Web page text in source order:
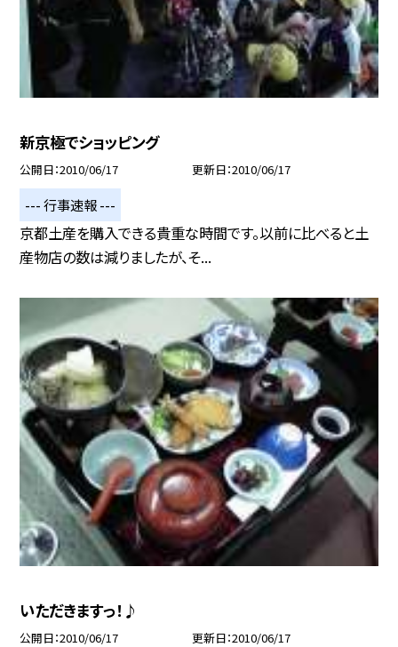
新京極でショッピング
公開日 2010/06/17 更新日 2010/06/17
--- 行事速報 ---
京都土産を購入できる貴重な時間です。以前に比べると土
産物店の数は減りましたが、そ...
いただきますっ！♪
公開日 2010/06/17 更新日 2010/06/17